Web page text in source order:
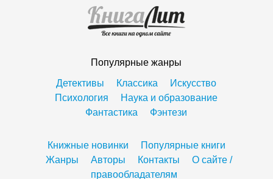
Популярные жанры
Детективы
Классика
Искусство
Психология
Наука и образование
Фантастика
Фэнтези
Книжные новинки
Популярные книги
Жанры
Авторы Контакты
О сайте /
правообладателям